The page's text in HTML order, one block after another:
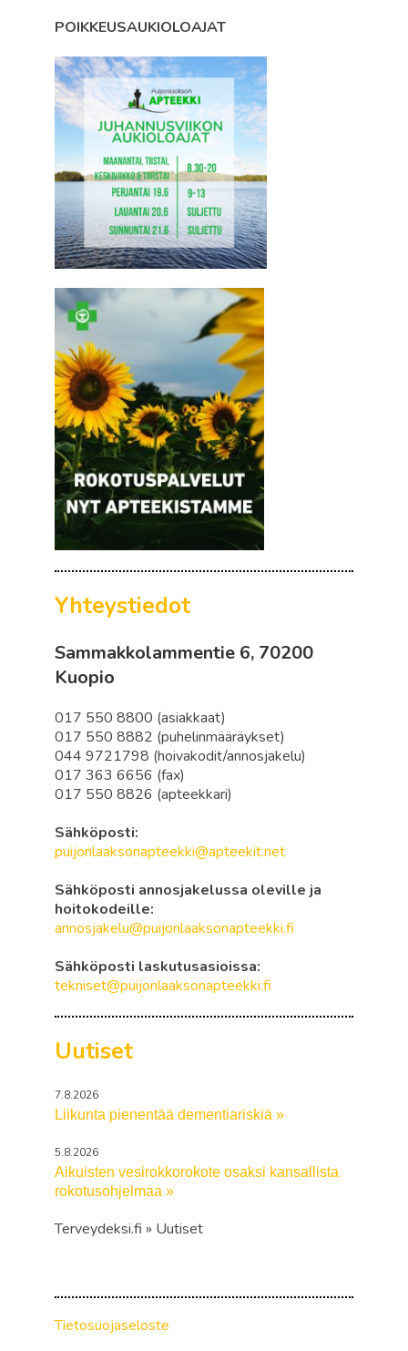
POIKKEUSAUKIOLOAJAT
Yhteystiedot
Sammakkolammentie 6, 70200
Kuopio
017 550 8800 (asiakkaat)
017 550 8882 (puhelinmääräykset)
044 9721798 (hoivakodit/annosjakelu)
017 363 6656 (fax)
017 550 8826 (apteekkari)
Sähköposti:
puijonlaaksonapteekki@apteekit.net
Sähköposti annosjakelussa oleville ja
hoitokodeille:
annosjakelu@puijonlaaksonapteekki.fi
Sähköposti laskutusasioissa:
tekniset@puijonlaaksonapteekki.fi
Uutiset
7.8.2026
Liikunta pienentää dementiariskiä »
5.8.2026
Aikuisten vesirokkorokote osaksi kansallista
rokotusohjelmaa »
Terveydeksi.fi » Uutiset
Tietosuojaseloste